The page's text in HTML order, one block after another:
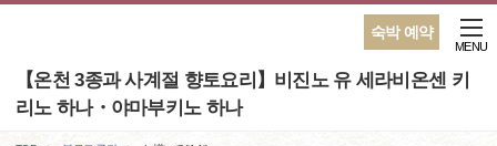
숙박 예약
【온천 3종과 사계절 향토요리】비진노 유 세라비온센 키
리노 하나・야마부키노 하나
MENU